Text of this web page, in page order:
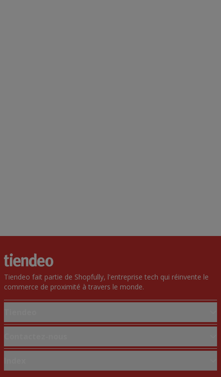
Tiendeo fait partie de Shopfully, l'entreprise tech qui réinvente le
commerce de proximité à travers le monde.
Solutions professionnelles
Magasin mal situé sur la carte